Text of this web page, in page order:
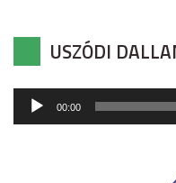
USZÓDI
Audió
lejátszó
00:00